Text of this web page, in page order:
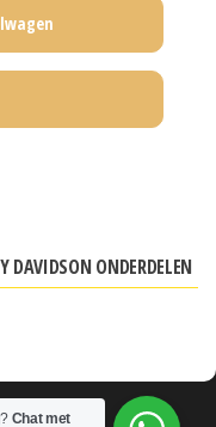
DAVIDSON ONDERDELEN
Chat met